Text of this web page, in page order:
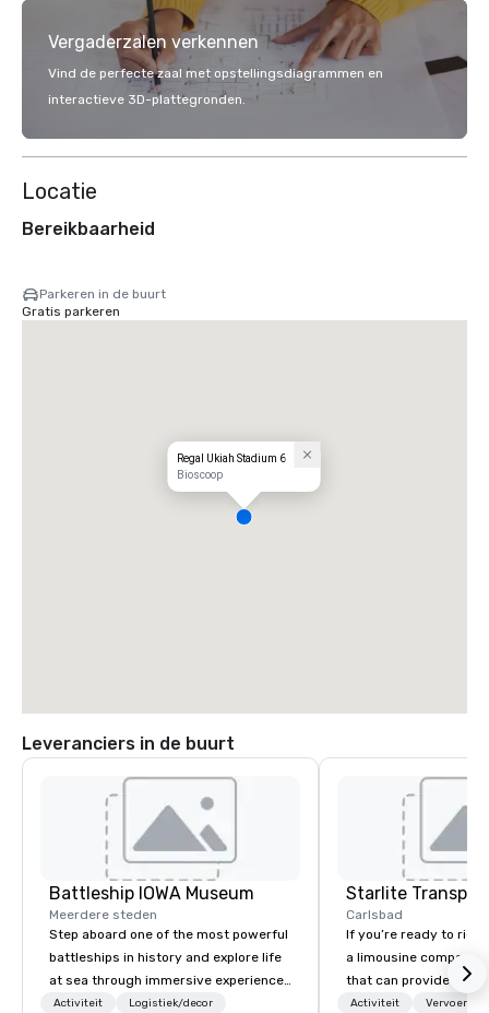
Vergaderzalen verkennen
Vind de perfecte zaal met opstellingsdiagrammen en
interactieve 3D-plattegronden.
Locatie
Bereikbaarheid
Parkeren in de buurt
Gratis parkeren
Regal Ukiah Stadium 6
Bioscoop
Leveranciers in de buurt
Battleship IOWA Museum
Meerdere steden
Step aboard one of the most powerful
battleships in history and explore life
at sea through immersive experiences
designed for all ages. From self-
Activiteit Logistiek/decor
Carlsbad
If you’re ready to ride
a limousine company
that can provide you
impressive range of
Activiteit Vervoer